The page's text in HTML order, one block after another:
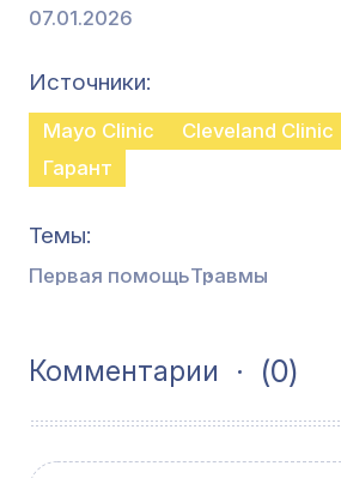
07.01.2026
Источники
Mayo Clinic Cleveland Clinic
Гарант
Темы
Первая помощьТравмы
Комментарии (0)